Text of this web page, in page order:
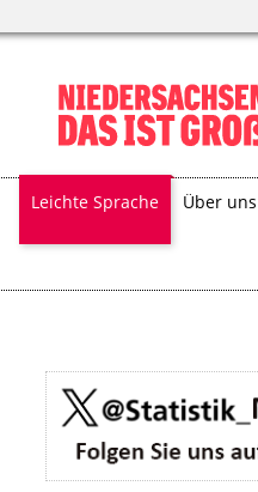
Leichte Sprache Über uns